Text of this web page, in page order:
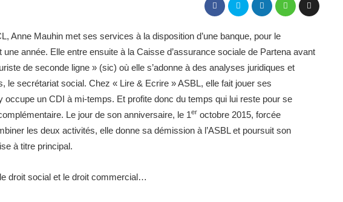
Anne Mauhin met ses services à la disposition d’une banque, pour le
année. Elle entre ensuite à la Caisse d’assurance sociale de Partena avant
de seconde ligne » (sic) où elle s’adonne à des analyses juridiques et
le secrétariat social. Chez « Lire & Ecrire » ASBL, elle fait jouer ses
occupe un CDI à mi-temps. Et profite donc du temps qui lui reste pour se
Le jour de son anniversaire, le 1er octobre 2015, forcée
les deux activités, elle donne sa démission à l’ASBL et poursuit son
à titre principal.
droit social et le droit commercial…